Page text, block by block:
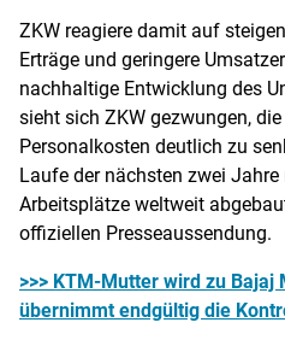
ZKW reagiere damit auf
Erträge und geringere
nachhaltige Entwicklung des
sieht sich ZKW gezwungen,
Personalkosten deutlich zu
Laufe der nächsten zwei
Arbeitsplätze weltweit
offiziellen Presseaussendung.
>>> KTM-Mutter wird zu
übernimmt endgültig die